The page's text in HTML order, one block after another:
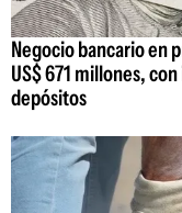
Negocio bancario en
US$ 671 millones,
depósitos